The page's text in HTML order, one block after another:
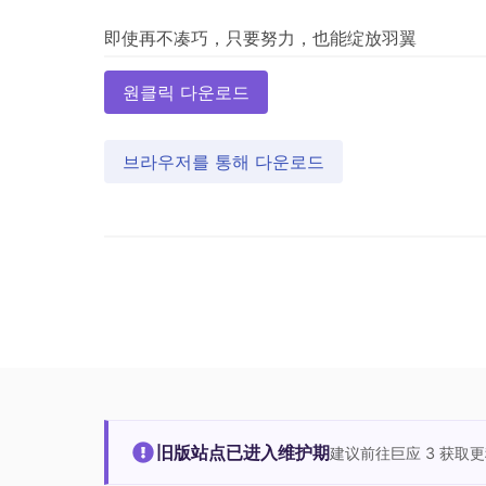
원클릭 다운로드
브라우저를 통해 다운로드
旧版站点已进入维护期建议前往巨应 3 获取更